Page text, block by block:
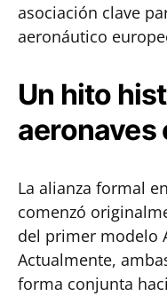
asociación clave
aeronáutico
Un hito
aeronaves
La alianza formal
comenzó
del primer modelo
Actualmente,
forma conjunta